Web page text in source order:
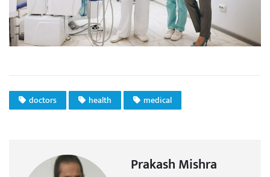
doctors health medical
Prakash Mishra